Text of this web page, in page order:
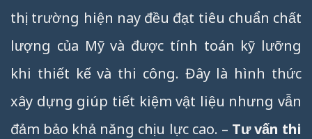
thị trường hiện nay đều đạt tiêu chuẩn chất
lượng của Mỹ và được tính toán kỹ lưỡng
khi thiết kế và thi công. Đây là hình thức
xây dựng giúp tiết kiệm vật liệu nhưng vẫn
đảm bảo khả năng chịu lực cao. – Tư vấn thi